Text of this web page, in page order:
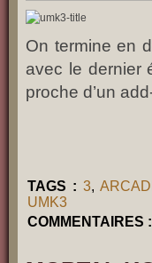
On termine en
avec le dernier
proche d’un
TAGS : 3,
UMK3
COMMENTAIRES :